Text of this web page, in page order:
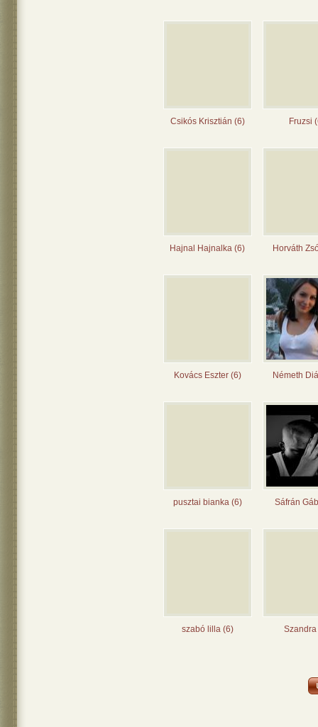
Csikós Krisztián (6) Fruzsi
Hajnal Hajnalka (6) Horváth
Kovács Eszter (6) Németh
pusztai bianka (6) Sáfrán
szabó lilla (6)